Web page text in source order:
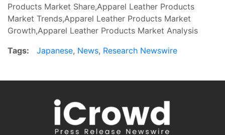
Products Market Share,Apparel Leather Products
Market Trends,Apparel Leather Products Market
Growth,Apparel Leather Products Market Analysis
Tags:
Japanese, News, Research Newswire